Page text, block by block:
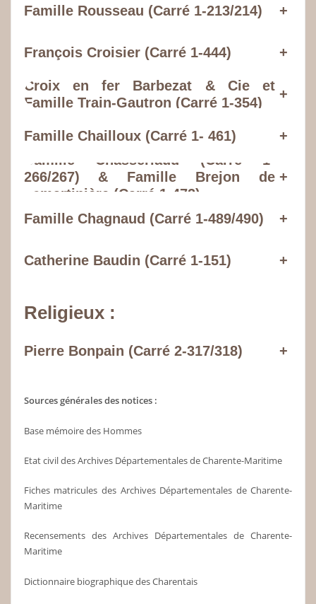
Famille Rousseau (Carré 1-213/214) +
François Croisier(Carré 1-444) +
Croix en fer Barbezat & Cie et
Famille Train-Gautron (Carré 1-354)
+
Famille Chailloux (Carré 1- 461)
+
Camille Chasseriaud (Carré 1-
266/267) & Famille Brejon de
Lamartinière (Carré 1-472)
+
Famille Chagnaud (Carré 1-489/490) +
Catherine Baudin (Carré 1-151) +
Religieux :
Pierre Bonpain (Carré 2-317/318) +
Sources générales des notices :
Base mémoire des Hommes
Etat civil des Archives Départementales de Charente-Maritime
Fiches matricules des Archives Départementales de Charente-
Maritime
Recensements des Archives Départementales de Charente-
Maritime
Dictionnaire biographique des Charentais